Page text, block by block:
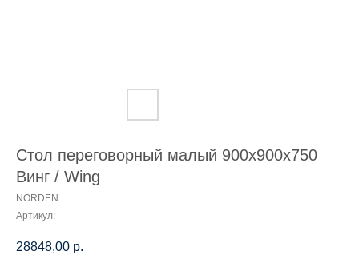
Стол переговорный малый 900х900х750
Винг / Wing
NORDEN
Артикул:
28848,00 р.